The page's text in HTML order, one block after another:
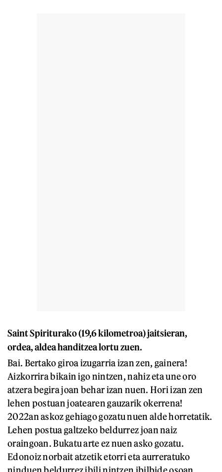
Saint Spiriturako (19,6 kilometroa) jaitsieran,
ordea, aldea handitzea lortu zuen.
Bai. Bertako giroa izugarria izan zen, gainera!
Aizkorrira bikain igo nintzen, nahiz eta une oro
atzera begira joan behar izan nuen. Hori izan zen
lehen postuan joatearen gauzarik okerrena!
2022an askoz gehiago gozatu nuen alde horretatik.
Lehen postua galtzeko beldurrez joan naiz
oraingoan. Bukatu arte ez nuen asko gozatu.
Edonoiz norbait atzetik etorri eta aurreratuko